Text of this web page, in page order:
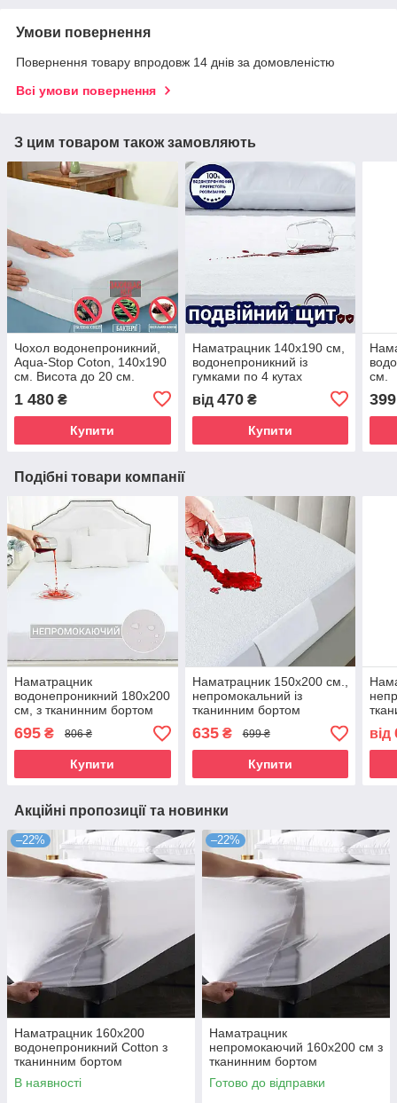
Умови повернення
Повернення товару впродовж 14 днів за домовленістю
Всі умови повернення
З цим товаром також замовляють
Чохол водонепроникний,
Aqua-Stop Coton, 140х190
см. Висота до 20 см.
1 480 ₴
Купити
Наматрацник 140х190 см,
водонепроникний із
гумками по 4 кутах
від 470₴
Купити
см.
399
Подібні товари компанії
Наматрацник
водонепроникний 180х200
см, з тканинним бортом
695 ₴ 806 ₴
Купити
Наматрацник 150х200 см.,
непромокальний із
тканинним бортом
635₴ 699 ₴
Купити
від
Акційні пропозиції та новинки
–22%
Наматрацник 160х200
водонепроникний Cotton з
тканинним бортом
В наявності
–22%
Наматрацник
непромокаючий 160х200 см з
тканинним бортом
Готово до відправки